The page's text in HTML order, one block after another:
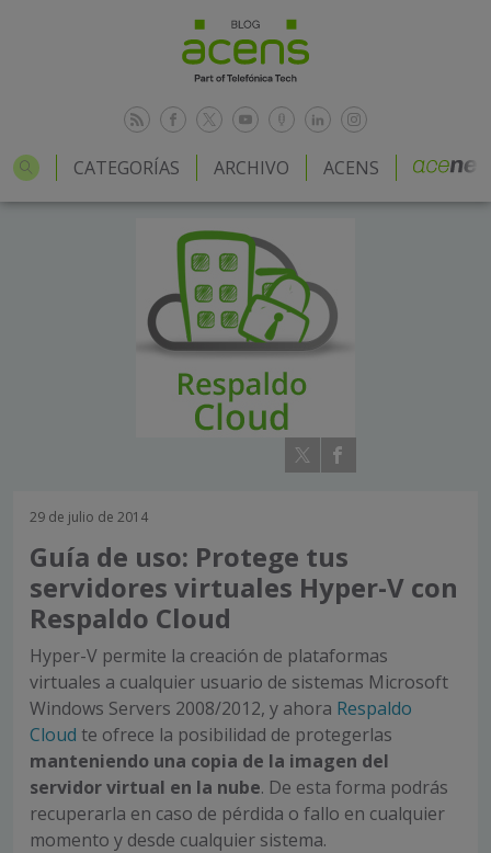
CATEGORÍAS ARCHIVO ACENS
29 de julio de 2014
Guía de uso: Protege tus
servidores virtuales Hyper-V con
Respaldo Cloud
Hyper-V permite la creación de plataformas
virtuales a cualquier usuario de sistemas Microsoft
Windows Servers 2008/2012, y ahora Respaldo
Cloud te ofrece la posibilidad de protegerlas
manteniendo una copia de la imagen del
servidor virtual en la nube. De esta forma podrás
recuperarla en caso de pérdida o fallo en cualquier
momento y desde cualquier sistema.